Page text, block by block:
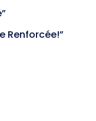
Renforcée!”